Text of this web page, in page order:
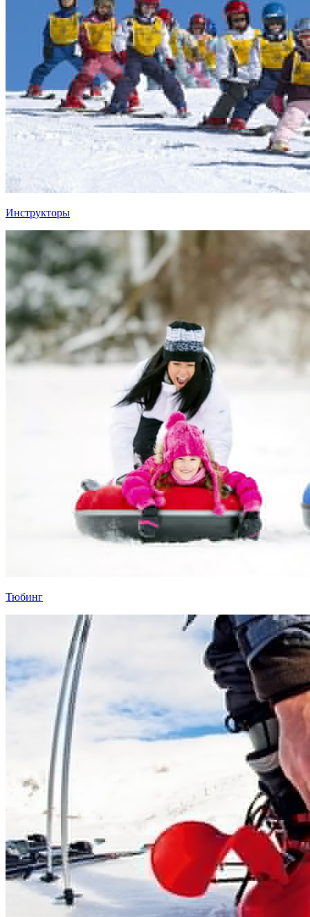
Инструкторы
Тюбинг